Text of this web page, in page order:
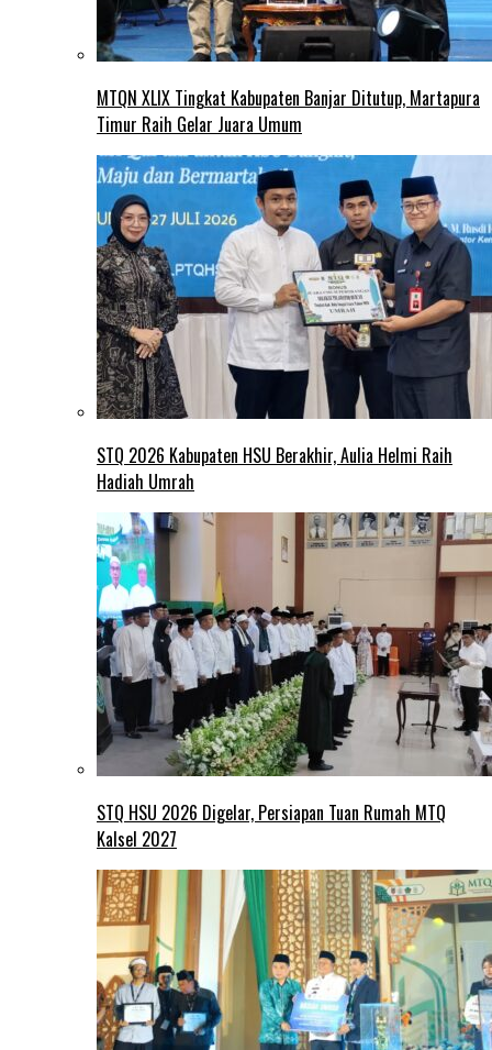
MTQN XLIX Tingkat Kabupaten Banjar Ditutup, Martapura
Timur Raih Gelar Juara Umum
STQ 2026 Kabupaten HSU Berakhir, Aulia Helmi Raih
Hadiah Umrah
STQ HSU 2026 Digelar, Persiapan Tuan Rumah MTQ
Kalsel 2027